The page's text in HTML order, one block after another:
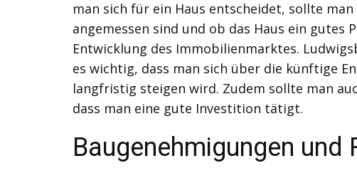
man sich für ein Haus entscheidet, sollte
angemessen sind und ob das Haus ein
Entwicklung des Immobilienmarktes.
es wichtig, dass man sich über die künftige
langfristig steigen wird. Zudem sollte man
dass man eine gute Investition tätigt.
Baugenehmigungen und